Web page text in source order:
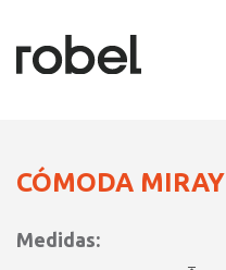
CÓMODA MIRAY
Medidas: